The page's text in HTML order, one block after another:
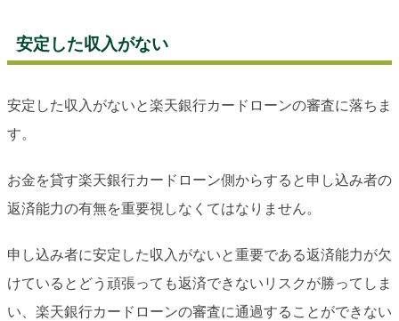
安定した収入がない
安定した収入がないと楽天銀行カードローンの審査に落ちま
す。
お金を貸す楽天銀行カードローン側からすると申し込み者の
返済能力の有無を重要視しなくてはなりません。
申し込み者に安定した収入がないと重要である返済能力が欠
けているとどう頑張っても返済できないリスクが勝ってしま
い、楽天銀行カードローンの審査に通過することができない